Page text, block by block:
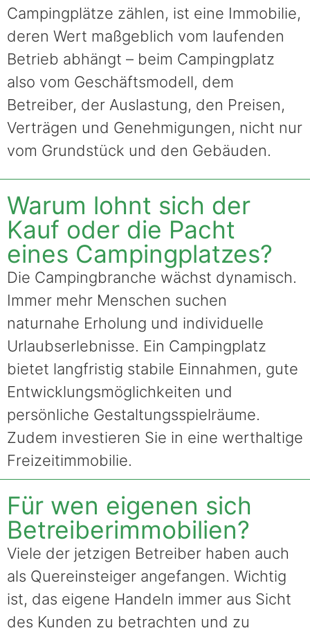
Campingplätze zählen, ist eine Immobilie,
deren Wert maßgeblich vom laufenden
Betrieb abhängt – beim Campingplatz
also vom Geschäftsmodell, dem
Betreiber, der Auslastung, den Preisen,
Verträgen und Genehmigungen, nicht nur
vom Grundstück und den Gebäuden.
Warum lohnt sich der
Kauf oder die Pacht
eines Campingplatzes?
Die Campingbranche wächst dynamisch.
Immer mehr Menschen suchen
naturnahe Erholung und individuelle
Urlaubserlebnisse. Ein Campingplatz
bietet langfristig stabile Einnahmen, gute
Entwicklungsmöglichkeiten und
persönliche Gestaltungsspielräume.
Zudem investieren Sie in eine werthaltige
Freizeitimmobilie.
Für wen eigenen sich
Betreiberimmobilien?
Viele der jetzigen Betreiber haben auch
als Quereinsteiger angefangen. Wichtig
ist, das eigene Handeln immer aus Sicht
des Kunden zu betrachten und zu